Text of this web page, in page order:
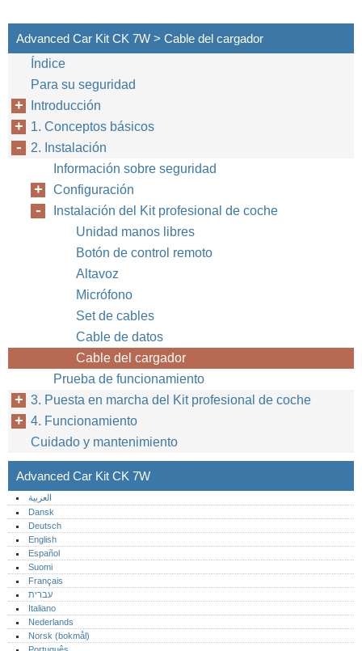
Advanced Car Kit CK 7W > Cable del cargador
Índice
Para su seguridad
Introducción
1. Conceptos básicos
2. Instalación
Información sobre seguridad
Configuración
Instalación del Kit profesional de coche
Unidad manos libres
Botón de control remoto
Altavoz
Micrófono
Set de cables
Cable de datos
Cable del cargador
Prueba de funcionamiento
3. Puesta en marcha del Kit profesional de coche
4. Funcionamiento
Cuidado y mantenimiento
Advanced Car Kit CK 7W
العربية
Dansk
Deutsch
English
Español
Suomi
Français
עברית
Italiano
Nederlands
Norsk (bokmål)‎